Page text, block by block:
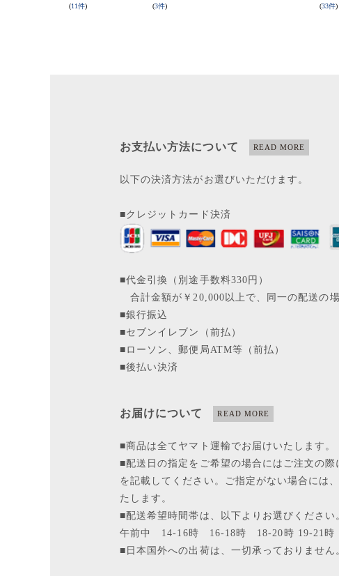
(11件) (3件) (33件)
お支払い方法について READ MORE
以下の決済方法がお選びいただけます。
■クレジットカード決済
■代金引換（別途手数料330円）
合計金額が￥20,000以上で、同一の配送の
■銀行振込
■セブンイレブン（前払）
■ローソン、郵便局ATM等（前払
■後払い決済
お届けについて READ MORE
■商品は全てヤマト運輸でお届けいたします。
■配送日の指定をご希望の場合にはご注文の際
を記載してください。ご指定がない場合には
たします。
■配送希望時間帯は、以下よりお選びください
午前中 14-16時 16-18時 18-20時 19-21時
■日本国外への出荷は、一切承っておりません